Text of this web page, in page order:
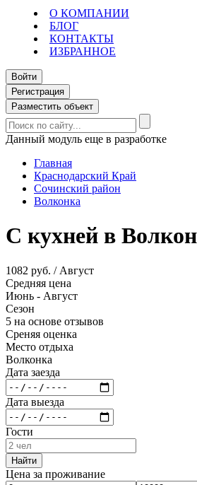
О КОМПАНИИ
БЛОГ
КОНТАКТЫ
ИЗБРАННОЕ
Войти
Регистрация
Разместить объект
Данный модуль еще в разработке
Главная
Краснодарский Край
Сочинский район
Волконка
С кухней в
1082 руб. / Август
Средняя цена
Июнь - Август
Сезон
5 на основе отзывов
Среняя оценка
Место отдыха
Волконка
Дата заезда
Дата выезда
Гости
Найти
Цена за проживание